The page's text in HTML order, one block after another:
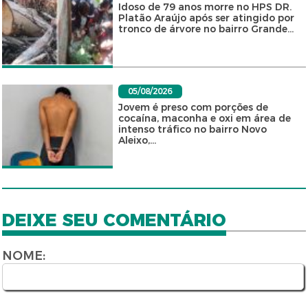
Idoso de 79 anos morre no HPS DR.
Platão Araújo após ser atingido por
tronco de árvore no bairro Grande...
05/08/2026
Jovem é preso com porções de
cocaína, maconha e oxi em área de
intenso tráfico no bairro Novo
Aleixo,...
DEIXE SEU COMENTÁRIO
NOME: